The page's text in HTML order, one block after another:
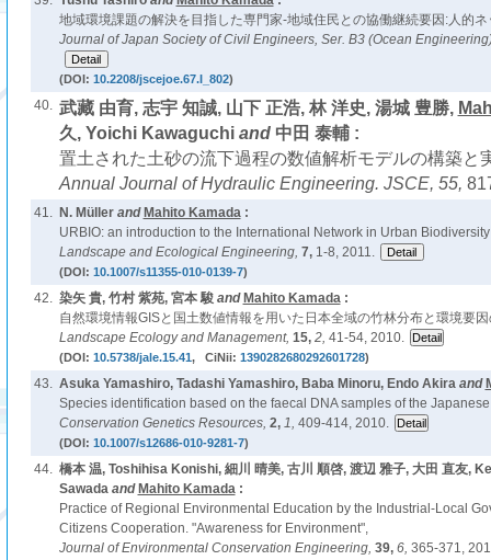
地域環境課題の解決を目指した専門家-地域住民との協働継続要因:人的
Journal of Japan Society of Civil Engineers, Ser. B3 (Ocean
(DOI: 10.2208/jscejoe.67.I_802)
40. 武藏 由育, 志宇 知誠, 山下 正浩, 林 洋史, 湯城 豊勝,
久, Yoichi Kawaguchiand 中田 泰輔 :
置土された土砂の流下過程の数値解析モデルの構築と
Annual Journal of Hydraulic Engineering. JSCE, 55,
41. N. Müllerand Mahito Kamada:
URBIO: an introduction to the International Network in Urban
Landscape and Ecological Engineering, 7, 1-8, 2011.
(DOI: 10.1007/s11355-010-0139-7)
42. 染矢 貴, 竹村 紫苑, 宮本 駿and Mahito Kamada:
自然環境情報GISと国土数値情報を用いた日本全域の竹林分布と環境要
Landscape Ecology and Management, 15, 2, 41-54, 2010.
(DOI: 10.5738/jale.15.41, CiNii: 1390282680292601728)
43. Asuka Yamashiro, Tadashi Yamashiro, Baba Minoru, Endo Akiraand
Species identification based on the faecal DNA samples of the
Conservation Genetics Resources, 2, 1, 409-414, 2010.
(DOI: 10.1007/s12686-010-9281-7)
44. 橋本 温, Toshihisa Konishi, 細川 晴美, 古川 順啓, 渡辺 雅子, 大田 直友,
Sawadaand Mahito Kamada:
Practice of Regional Environmental Education by the Industrial-Local
Citizens Cooperation. "Awareness for Environment",
Journal of Environmental Conservation Engineering, 39, 6, 365-371,